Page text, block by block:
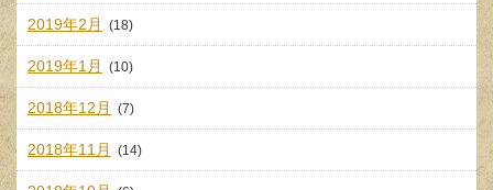
2019年2月 (18)
2019年1月 (10)
2018年12月 (7)
2018年11月 (14)